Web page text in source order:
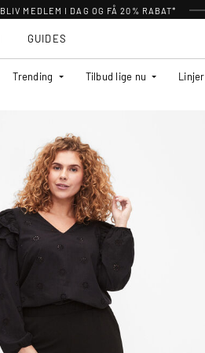
BLIV MEDLEM I DAG OG FÅ 20% RABAT*
Trending Tilbud lige nu Linjer
GUIDES